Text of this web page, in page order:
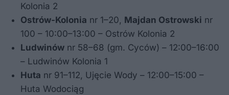
Kolonia 2
Ostrów-Kolonia nr 1–20, Majdan Ostrowski nr
100 – 10:00–13:00 – Ostrów Kolonia 2
Ludwinów nr 58–68 (gm. Cyców) – 12:00–16:00
– Ludwinów Kolonia 1
Huta nr 91–112, Ujęcie Wody – 12:00–15:00 –
Huta Wodociąg